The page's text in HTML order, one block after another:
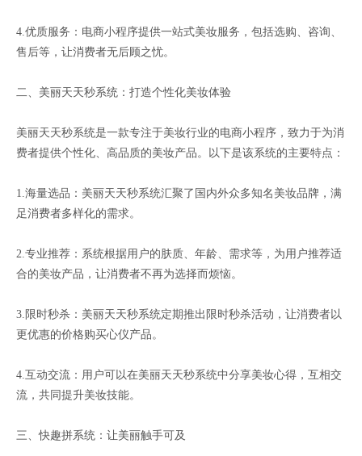
4.优质服务：电商小程序提供一站式美妆服务，包括选购、咨询、
售后等，让消费者无后顾之忧。
二、美丽天天秒系统：打造个性化美妆体验
美丽天天秒系统是一款专注于美妆行业的电商小程序，致力于为消
费者提供个性化、高品质的美妆产品。以下是该系统的主要特点：
1.海量选品：美丽天天秒系统汇聚了国内外众多知名美妆品牌，满
足消费者多样化的需求。
2.专业推荐：系统根据用户的肤质、年龄、需求等，为用户推荐适
合的美妆产品，让消费者不再为选择而烦恼。
3.限时秒杀：美丽天天秒系统定期推出限时秒杀活动，让消费者以
更优惠的价格购买心仪产品。
4.互动交流：用户可以在美丽天天秒系统中分享美妆心得，互相交
流，共同提升美妆技能。
三、快趣拼系统：让美丽触手可及